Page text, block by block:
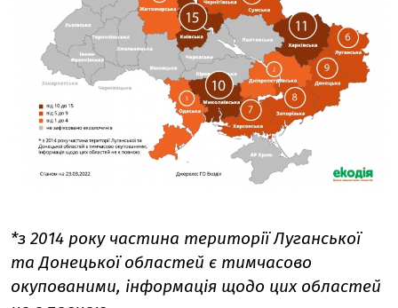
*з 2014 року частина території Луганської
та Донецької областей є тимчасово
окупованими, інформація щодо цих областей